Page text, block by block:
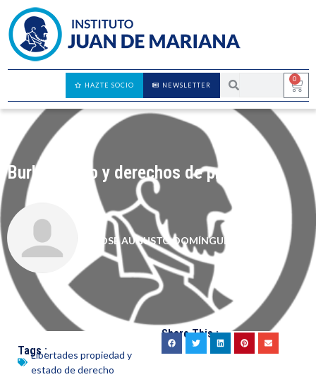
0
NEWSLETTER
HAZTE SOCIO
Burkini, velo y derechos de propiedad
JOSÉ AUGUSTO DOMÍNGUEZ
Tags :
Libertades propiedad y
estado de derecho
Share This :